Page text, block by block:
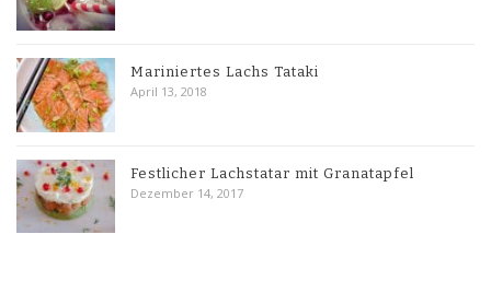
Mariniertes Lachs Tataki
April 13, 2018
Festlicher Lachstatar mit Granatapfel
Dezember 14, 2017